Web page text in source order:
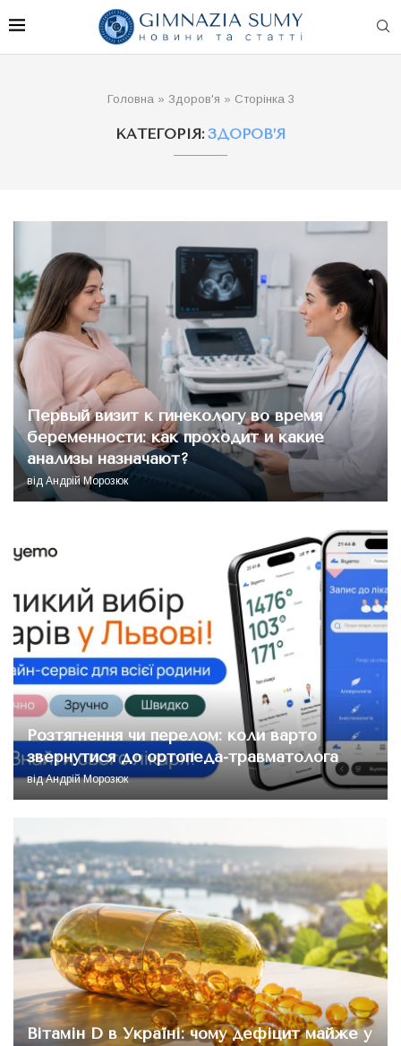
Головна » Здоров'я » Сторінка 3
КАТЕГОРІЯ: ЗДОРОВ’Я
Первый визит к гинекологу во время
беременности: как проходит и какие
анализы назначают?
від Андрій Морозюк
Розтягнення чи перелом: коли варто
звернутися до ортопеда-травматолога
відАндрій Морозюк
Вітамін D в Україні: чому дефіцит майже у